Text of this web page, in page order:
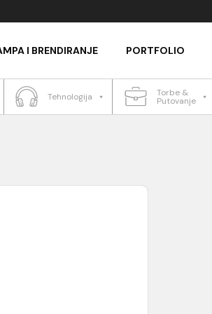
I BRENDIRANJE PORTFOLIO
Tehnologija Torbe &
Putovanje